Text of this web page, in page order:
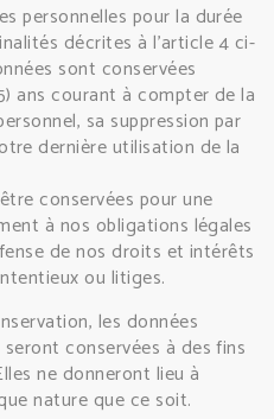
personnelles pour la durée
décrites à l’article 4 ci-
sont conservées
ans courant à compter de la
sa suppression par
dernière utilisation de la
conservées pour une
à nos obligations légales
de nos droits et intérêts
ou litiges.
les données
conservées à des fins
ne donneront lieu à
nature que ce soit.